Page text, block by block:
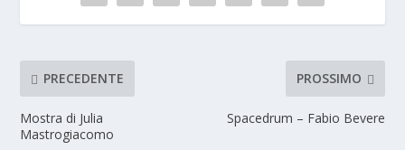
PRECEDENTE
Mostra di Julia
Mastrogiacomo
PROSSIMO
Spacedrum – Fabio Bevere